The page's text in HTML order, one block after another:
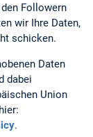
Followern
wir Ihre Daten,
schicken.
Daten
dabei
Union
.